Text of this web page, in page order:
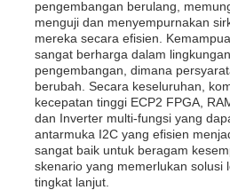
pengembangan berulang,
menguji dan menyempurnakan
mereka secara efisien.
sangat berharga dalam
pengembangan, dimana
berubah. Secara keseluruhan,
kecepatan tinggi ECP2 FPGA,
dan Inverter multi-fungsi yang
antarmuka I2C yang efisien
sangat baik untuk beragam
skenario yang memerlukan solusi
tingkat lanjut.